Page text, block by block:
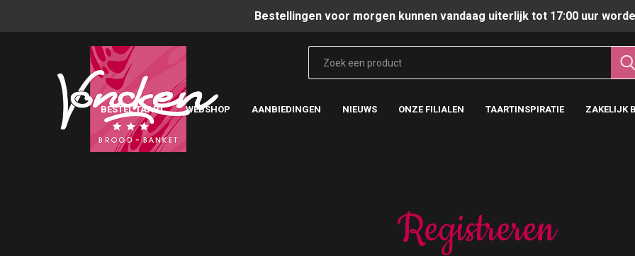
Bestellingen voor morgen kunnen vandaag uiterlijk tot 17:00 uur
BESTEL TAART WEBSHOP AANBIEDINGEN NIEUWS ONZE FILIALEN TAARTINSPIRATIE ZAKELIJK
Registreren